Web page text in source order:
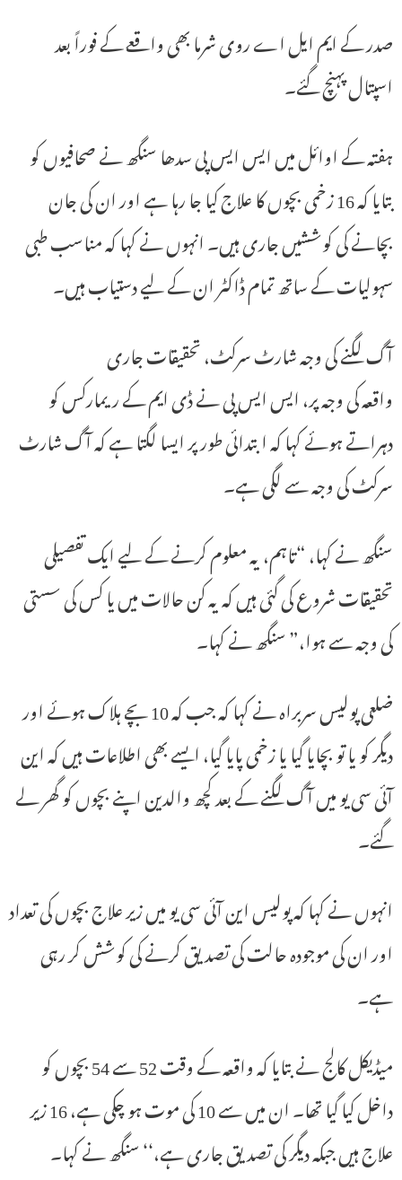
صدر کے ایم ایل اے روی شرما بھی واقعے کے فوراً بعد
اسپتال پہنچ گئے۔
ہفتہ کے اوائل میں ایس ایس پی سدھا سنگھ نے صحافیوں کو
بتایا کہ 16 زخمی بچوں کا علاج کیا جا رہا ہے اور ان کی جان
بچانے کی کوششیں جاری ہیں۔ انہوں نے کہا کہ مناسب طبی
سہولیات کے ساتھ تمام ڈاکٹر ان کے لیے دستیاب ہیں۔
آگ لگنے کی وجہ شارٹ سرکٹ، تحقیقات جاری
واقعہ کی وجہ پر، ایس ایس پی نے ڈی ایم کے ریمارکس کو
دہراتے ہوئے کہا کہ ابتدائی طور پر ایسا لگتا ہے کہ آگ شارٹ
سرکٹ کی وجہ سے لگی ہے۔
سنگھ نے کہا، “تاہم، یہ معلوم کرنے کے لیے ایک تفصیلی
تحقیقات شروع کی گئی ہیں کہ یہ کن حالات میں یا کس کی سستی
کی وجہ سے ہوا،” سنگھ نے کہا۔
ضلعی پولیس سربراہ نے کہا کہ جب کہ 10 بچے ہلاک ہوئے اور
دیگر کو یا تو بچایا گیا یا زخمی پایا گیا، ایسے بھی اطلاعات ہیں کہ این
آئی سی یو میں آگ لگنے کے بعد کچھ والدین اپنے بچوں کو گھر لے
گئے۔
انہوں نے کہا کہ پولیس این آئی سی یو میں زیر علاج بچوں کی تعداد
اور ان کی موجودہ حالت کی تصدیق کرنے کی کوشش کر رہی
ہے۔
میڈیکل کالج نے بتایا کہ واقعہ کے وقت 52 سے 54 بچوں کو
داخل کیا گیا تھا۔ ان میں سے 10 کی موت ہو چکی ہے، 16 زیر
علاج ہیں جبکہ دیگر کی تصدیق جاری ہے،‘‘ سنگھ نے کہا۔